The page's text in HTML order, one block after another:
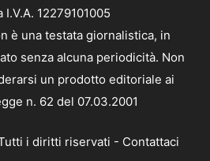
I.V.A. 12279101005
è una testata giornalistica, in
senza alcuna periodicità. Non
un prodotto editoriale ai
n. 62 del 07.03.2001
i diritti riservati - Contattaci